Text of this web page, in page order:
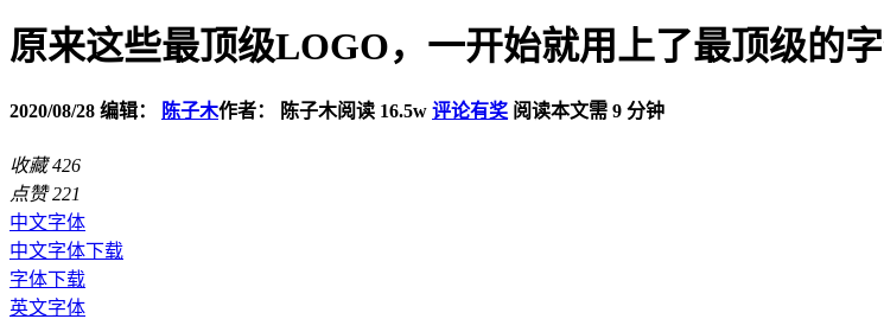
原来这些最顶级LOGO，一开始就用上了最顶级的
2020/08/28 编辑： 陈子木作者： 陈子木阅读 16.5w 评论有奖 阅读本文需 9 分钟
收藏 426
点赞 221
中文字体
中文字体下载
字体下载
英文字体